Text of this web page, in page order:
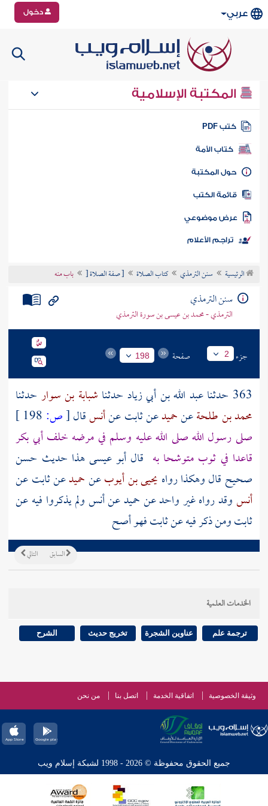
عربي دخول
المكتبة الإسلامية
كتب PDF
كتاب الأمة
المكتبة
الكتب
موضوعي
تراجم الأعلام
الرئيسية سنن الترمذي كتاب الصلاة [ صفة الصلاة [ باب منه
سنن الترمذي
الترمذي - محمد بن عيسى بن سورة الترمذي
جزء 2 صفحة 198
363 حدثنا عبد الله بن أبي زياد حدثنا شبابة بن سوار حدثنا
محمد بن طلحةعنحميدعنثابتعنأنسقال[ص:
صلى رسول الله صلى الله عليه وسلم في مرضه خلفأبي بكر
قاعدا في ثوب متوشحا به قال أبو عيسى هذا حديث حسن
صحيح قال وهكذا رواه يحيى بن أيوبعنحميدعنثابتعن
أنسوقد رواه غير واحد عنحميدعنأنسولم يذكروا فيه عن
ثابتومن ذكر فيه عنثابتفهو أصح
التالي السابق
الخدمات العلمية
ترجمة علم عناوين الشجرة تخريج حديث الشرح
وثيقة الخصوصية اتفاقية الخدمة اتصل بنا من نحن
جميع الحقوق محفوظة © 2026 - 1998 لشبكة إسلام ويب